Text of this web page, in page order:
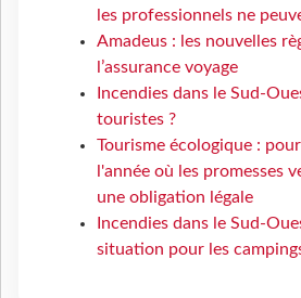
les professionnels ne
Amadeus : les nouvelles
l’assurance voyage
Incendies dans le Sud-
touristes ?
Tourisme écologique :
l'année où les promesses
une obligation légale
Incendies dans le Sud-
situation pour les